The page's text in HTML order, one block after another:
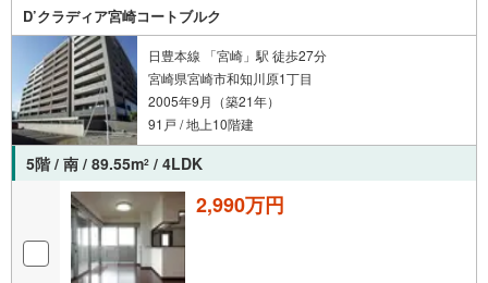
D’クラディア宮崎コートブルク
日豊本線 「宮崎」駅 徒歩27分
宮崎県宮崎市和知川原1丁目
2005年9月（築21年）
91戸 / 地上10階建
5階 / 南 / 89.55m2 / 4LDK
2,990万円